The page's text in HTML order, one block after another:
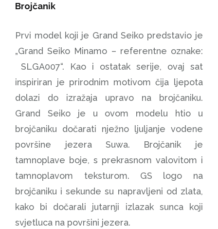
Brojčanik
Prvi model koji je Grand Seiko predstavio je
„Grand Seiko Minamo – referentne oznake:
SLGA007“. Kao i ostatak serije, ovaj sat
inspiriran je prirodnim motivom čija ljepota
dolazi do izražaja upravo na brojčaniku.
Grand Seiko je u ovom modelu htio u
brojčaniku dočarati nježno ljuljanje vodene
površine jezera Suwa. Brojčanik je
tamnoplave boje, s prekrasnom valovitom i
tamnoplavom teksturom. GS logo na
brojčaniku i sekunde su napravljeni od zlata,
kako bi dočarali jutarnji izlazak sunca koji
svjetluca na površini jezera.